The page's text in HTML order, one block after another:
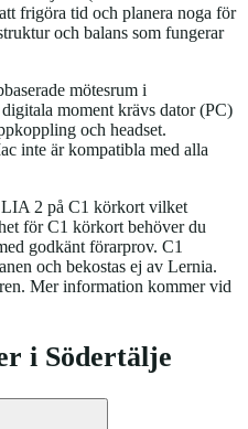
frigöra tid och planera noga för
och balans som fungerar
mötesrum i
moment krävs dator (PC)
och headset.
inte är kompatibla med alla
2 på C1 körkort vilket
för C1 körkort behöver du
godkänt förarprov. C1
och bekostas ej av Lernia.
Mer information kommer vid
i Södertälje